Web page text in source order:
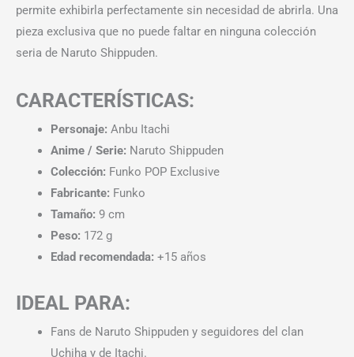
permite exhibirla perfectamente sin necesidad de abrirla. Una
pieza exclusiva que no puede faltar en ninguna colección
seria de Naruto Shippuden.
CARACTERÍSTICAS:
Personaje: Anbu Itachi
Anime / Serie: Naruto Shippuden
Colección: Funko POP Exclusive
Fabricante: Funko
Tamaño: 9 cm
Peso: 172 g
Edad recomendada: +15 años
IDEAL PARA:
Fans de Naruto Shippuden y seguidores del clan
Uchiha y de Itachi.